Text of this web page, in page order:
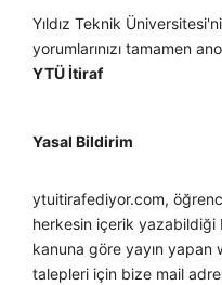
Yıldız Teknik
yorumlarınızı tamamen
YTÜ İtiraf
Yasal Bildirim
ytuitirafediyor.com,
herkesin içerik yazabildiği
kanuna göre yayın yapan
talepleri için bize mail